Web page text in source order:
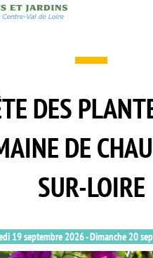
DES
DE
SUR-LOIRE
19 septembre 2026-Dimanche 20